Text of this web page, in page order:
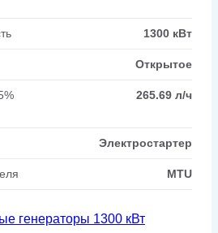
1300 кВт
Открытое
265.69 л/ч
Электростартер
MTU
генераторы 1300 кВт